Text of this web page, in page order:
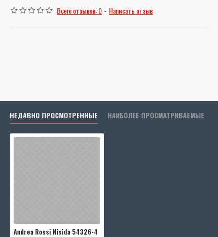
Всего отзывов: 0 - Написать отзыв
НЕДАВНО ПРОСМОТРЕННЫЕ НАИБОЛЕЕ ПРОСМАТРИВАЕМЫЕ
Andrea Rossi Nisida 54326-4